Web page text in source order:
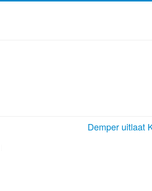
Demper uitlaat